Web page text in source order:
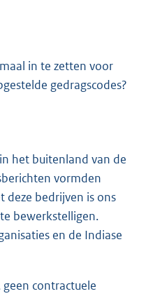
in te zetten voor
gedragscodes?
het buitenland van de
vormden
deze bedrijven is ons
bewerkstelligen.
en de Indiase
contractuele